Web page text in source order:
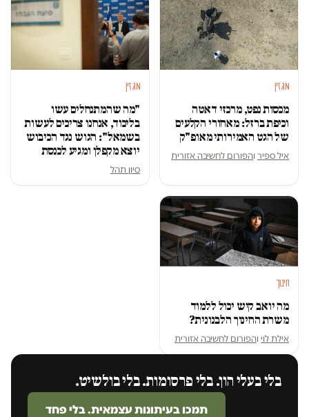
מגזין
מכסות נפט, מרכזי דאטה
וכיפת ברזל: מאחורי הקלעים
של הגט האמירותי מאופ"ק
איל ספיר והפורום לחשיבה אזורית
מגזין
"מה שהמתנחלים עשו
בליכוד, אנחנו צריכים לעשות
בשמאל": הגוש נגד הכיבוש
יוצא מקפלן ומגיע לכנסת
סיון תהל
חינוך
מה יואב קיש יכול ללמוד
משרת החינוך הלבנונית?
אילת לוי והפורום לחשיבה אזורית
בלי בעלי הון. בלי פרסומות. בלי בולשיט.
תמכו בעיתונות עצמאית. בלי פחד